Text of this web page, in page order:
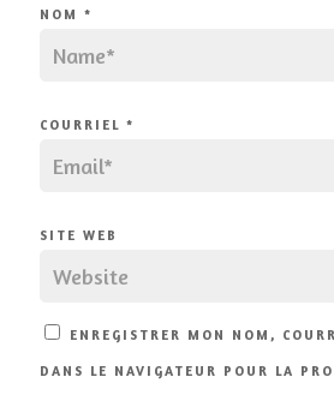
NOM *
COURRIEL *
SITE WEB
ENREGISTRER MON NOM,
DANS LE NAVIGATEUR POUR LA